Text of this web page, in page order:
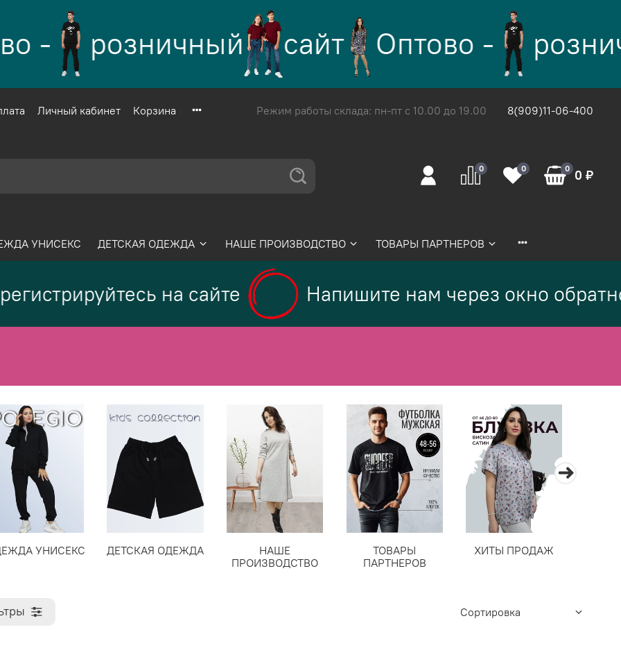
розничный сайт Оптово -
Личный кабинет Корзина Режим работы склада: пн-пт с 10.00 до 19.00 8(909)11-06-400
0 0 0 0 ₽
УНИСЕКС ДЕТСКАЯ ОДЕЖДА НАШЕ ПРОИЗВОДСТВО ТОВАРЫ ПАРТНЕРОВ
на сайте Напишите нам через окно
УНИСЕКС ДЕТСКАЯ ОДЕЖДА
НАШЕ
ПРОИЗВОДСТВО
ТОВАРЫ
ПАРТНЕРОВ
ХИТЫ ПРОДАЖ